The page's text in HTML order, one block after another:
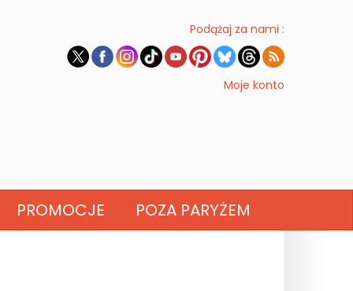
Podążaj za nami :
Moje konto
PROMOCJE POZA PARYŻEM